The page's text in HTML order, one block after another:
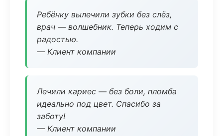
Ребёнку вылечили зубки без слёз,
врач — волшебник. Теперь ходим с
радостью.
— Клиент компании
Лечили кариес — без боли, пломба
идеально под цвет. Спасибо за
заботу!
— Клиент компании